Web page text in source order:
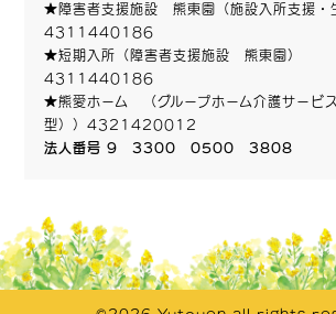
★障害者支援施設 熊東園（施設入所支援・
4311440186
★短期入所（障害者支援施設 熊東園）
4311440186
★熊愛ホーム （グループホーム介護サービ
型））4321420012
法人番号 9 3300 0500 3808